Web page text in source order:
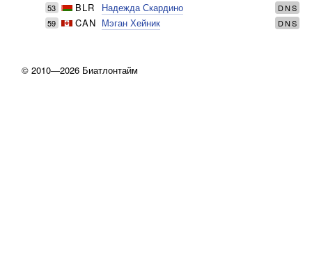
53
BLR Надежда Скардино
DNS
59
CAN Мэган Хейник DNS
© 2010—2026 Биатлонтайм